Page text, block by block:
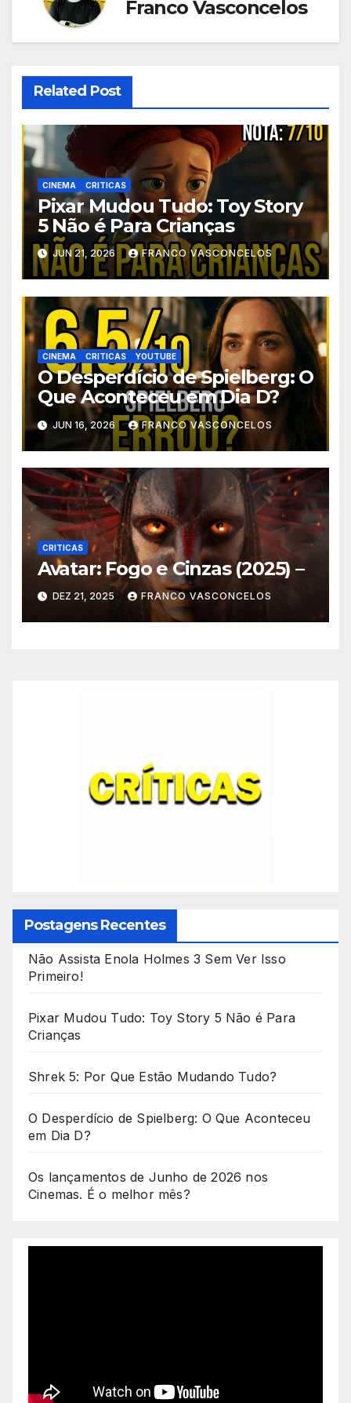
Franco Vasconcelos
Related Post
CINEMA CRITICAS
Pixar Mudou Tudo: Toy Story
5 Não é Para Crianças
JUN 21, 2026 FRANCO VASCONCELOS
CINEMA CRITICAS YOUTUBE
O Desperdício de Spielberg: O
Que Aconteceu em Dia D?
JUN 16, 2026 FRANCO VASCONCELOS
CRITICAS
Avatar: Fogo e Cinzas (2025) –
DEZ 21, 2025 FRANCO VASCONCELOS
Postagens Recentes
Não Assista Enola Holmes 3 Sem Ver Isso
Primeiro!
Pixar Mudou Tudo: Toy Story 5 Não é Para
Crianças
Shrek 5: Por Que Estão Mudando Tudo?
O Desperdício de Spielberg: O Que Aconteceu
em Dia D?
Os lançamentos de Junho de 2026 nos
Cinemas. É o melhor mês?